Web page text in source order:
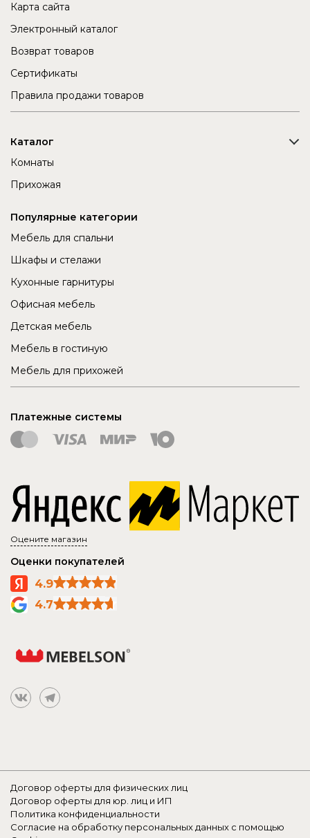
Карта сайта
Электронный каталог
Возврат товаров
Сертификаты
Правила продажи товаров
Каталог
Комнаты
Прихожая
Популярные категории
Мебель для спальни
Шкафы и стелажи
Кухонные гарнитуры
Офисная мебель
Детская мебель
Мебель в гостиную
Мебель для прихожей
Платежные системы
Оцените магазин
Оценки покупателей
4.9
4.7
Договор оферты для физических лиц
Договор оферты для юр. лиц и ИП
Политика конфиденциальности
Согласие на обработку персональных данных с помощью